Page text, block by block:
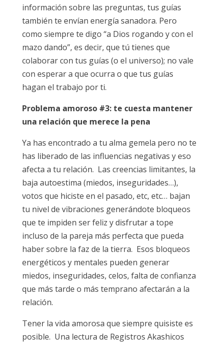
información sobre las preguntas, tus guías
también te envían energía sanadora. Pero
como siempre te digo “a Dios rogando y con el
mazo dando”, es decir, que tú tienes que
colaborar con tus guías (o el universo); no vale
con esperar a que ocurra o que tus guías
hagan el trabajo por ti.
Problema amoroso #3: te cuesta mantener
una relación que merece la pena
Ya has encontrado a tu alma gemela pero no te
has liberado de las influencias negativas y eso
afecta a tu relación. Las creencias limitantes, la
baja autoestima (miedos, inseguridades…),
votos que hiciste en el pasado, etc, etc… bajan
tu nivel de vibraciones generándote bloqueos
que te impiden ser feliz y disfrutar a tope
incluso de la pareja más perfecta que pueda
haber sobre la faz de la tierra. Esos bloqueos
energéticos y mentales pueden generar
miedos, inseguridades, celos, falta de confianza
que más tarde o más temprano afectarán a la
relación.
Tener la vida amorosa que siempre quisiste es
posible. Una lectura de Registros Akashicos